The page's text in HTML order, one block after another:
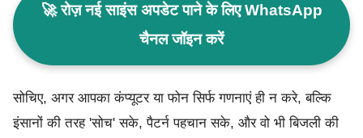
🚀 रोज़ नई साइंस अपडेट पाने के लिए WhatsApp
चैनल जॉइन करें
सोचिए, अगर आपका कंप्यूटर या फोन सिर्फ गणनाएं ही न करे, बल्कि
इंसानों की तरह 'सोच' सके, पैटर्न पहचान सके, और वो भी बिजली की